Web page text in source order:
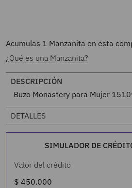
Acumulas 1 Manzanita en esta
¿Qué es una Manzanita?
DESCRIPCIÓN
Buzo Monastery para Mujer
DETALLES
SIMULADOR DE
Valor del crédito